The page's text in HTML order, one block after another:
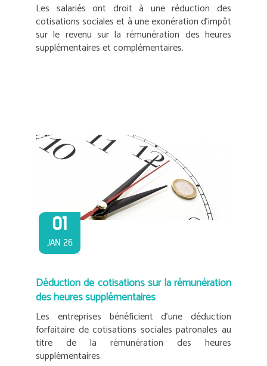
Les salariés ont droit à une réduction des
cotisations sociales et à une exonération d’impôt
sur le revenu sur la rémunération des heures
supplémentaires et complémentaires.
01
JAN 26
Déduction de cotisations sur la rémunération
des heures supplémentaires
Les entreprises bénéficient d’une déduction
forfaitaire de cotisations sociales patronales au
titre de la rémunération des heures
supplémentaires.